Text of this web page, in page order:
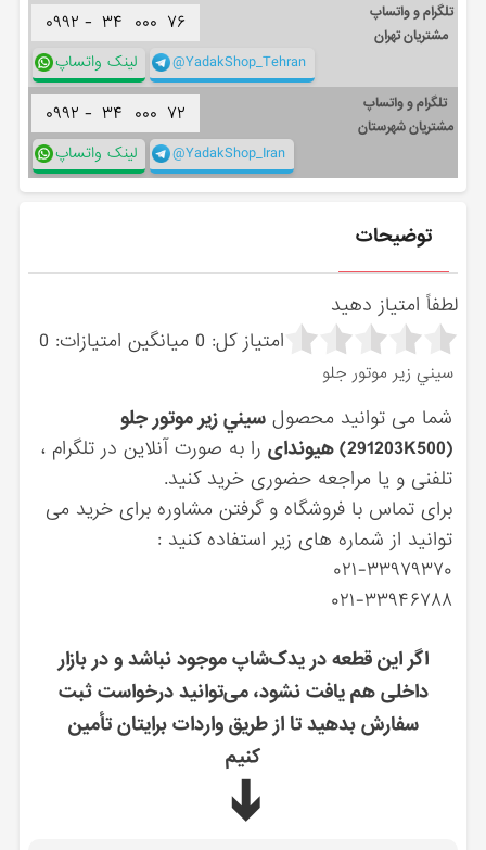
تلگرام و واتساپ
مشتریان تهران
۰۹۹۲ - ۳۴ ۰۰۰ ۷۶
لینک واتساپ @YadakShop_Tehran
تلگرام و واتساپ
مشتریان شهرستان
۰۹۹۲ - ۳۴ ۰۰۰ ۷۲
لینک واتساپ @YadakShop_Iran
توضیحات
لطفاً امتیاز دهید
امتیاز کل: 0 میانگین امتیازات: 0
سيني زير موتور جلو
شما می توانید محصولسيني زير موتور جلو
(291203K500) هیوندای
را به صورت آنلاین در تلگرام ،
تلفنی و یا مراجعه حضوری خرید کنید.
برای تماس با فروشگاه و گرفتن مشاوره برای خرید می
توانید از شماره های زیر استفاده کنید :
۰۲۱-۳۳۹۷۹۳۷۰
۰۲۱-۳۳۹۴۶۷۸۸
اگر این قطعه در یدک‌شاپ موجود نباشد و در بازار
داخلی هم یافت نشود، می‌توانید درخواست ثبت
سفارش بدهید تا از طریق واردات برایتان تأمین
کنیم
➔